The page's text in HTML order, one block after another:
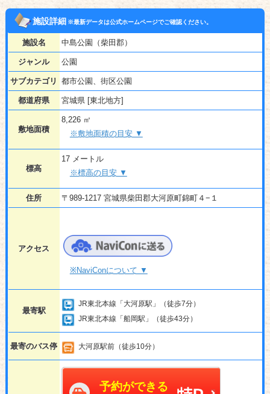
施設詳細※最新データは公式ホームページでご確認ください。
施設名 中島公園（柴田郡）
ジャンル 公園
サブカテゴリ 都市公園、街区公園
都道府県 宮城県 [東北地方]
敷地面積
8,226 ㎡
※敷地面積の目安 ▼
標高
17 メートル
※標高の目安 ▼
住所 〒989-1217 宮城県柴田郡大河原町錦町４−１
アクセス
※NaviConについて ▼
最寄駅
JR東北本線「大河原駅」（徒歩7分）
JR東北本線「船岡駅」（徒歩43分）
最寄のバス停 大河原駅前（徒歩10分）
予約ができる